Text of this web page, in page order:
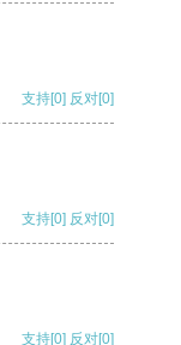
支持[0] 反对[0]
支持[0] 反对[0]
支持[0] 反对[0]